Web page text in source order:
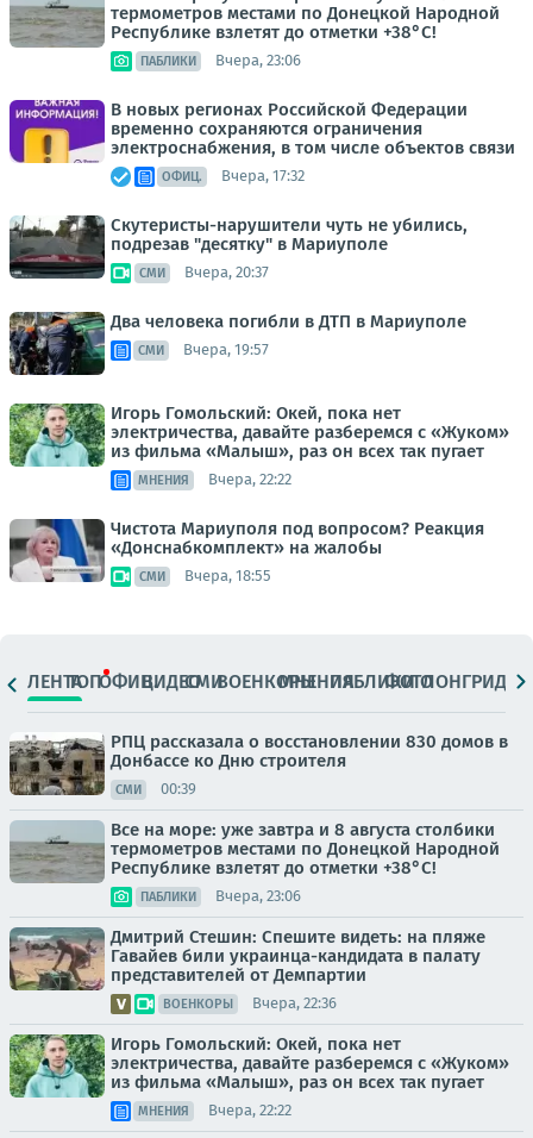
термометров местами по Донецкой Народной
Республике взлетят до отметки +38°C!
ПАБЛИКИ Вчера, 23:06
В новых регионах Российской Федерации
временно сохраняются ограничения
электроснабжения, в том числе объектов связи
ОФИЦ. Вчера, 17:32
Скутеристы-нарушители чуть не убились,
подрезав "десятку" в Мариуполе
СМИ Вчера, 20:37
Два человека погибли в ДТП в Мариуполе
СМИ Вчера, 19:57
Игорь Гомольский: Окей, пока нет
электричества, давайте разберемся с «Жуком»
из фильма «Малыш», раз он всех так пугает
МНЕНИЯ Вчера, 22:22
Чистота Мариуполя под вопросом? Реакция
«Донснабкомплект» на жалобы
СМИ Вчера, 18:55
ЛЕНТАТОПОФИЦ.ВИДЕОСМИВОЕНКОРЫМНЕНИЯПАБЛИКИ
ФОТОЛОНГРИДЫ
РПЦ рассказала о восстановлении 830 домов в
Донбассе ко Дню строителя
СМИ 00:39
Все на море: уже завтра и 8 августа столбики
термометров местами по Донецкой Народной
Республике взлетят до отметки +38°C!
ПАБЛИКИ Вчера, 23:06
Дмитрий Стешин: Спешите видеть: на пляже
Гавайев били украинца-кандидата в палату
представителей от Демпартии
ВОЕНКОРЫ Вчера, 22:36
Игорь Гомольский: Окей, пока нет
электричества, давайте разберемся с «Жуком»
из фильма «Малыш», раз он всех так пугает
МНЕНИЯ Вчера, 22:22